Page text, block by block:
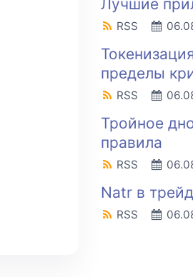
Лучшие
RSS
пределы
RSS
Тройное
правила
RSS
Natr в
RSS